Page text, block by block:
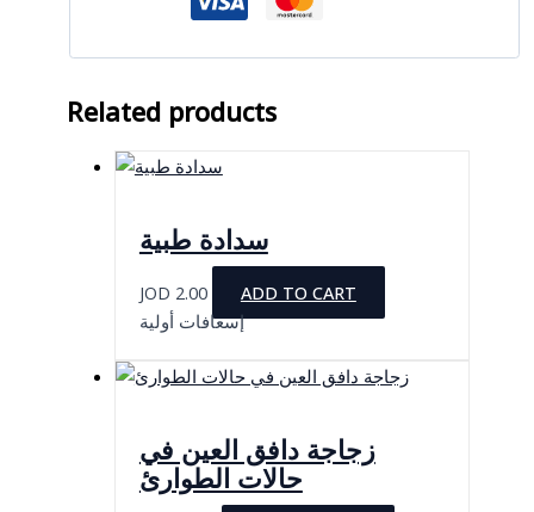
Related products
سدادة طبية
JOD 2.00
ADD TO CART
إسعافات أولية
زجاجة دافق العين في
حالات الطوارئ